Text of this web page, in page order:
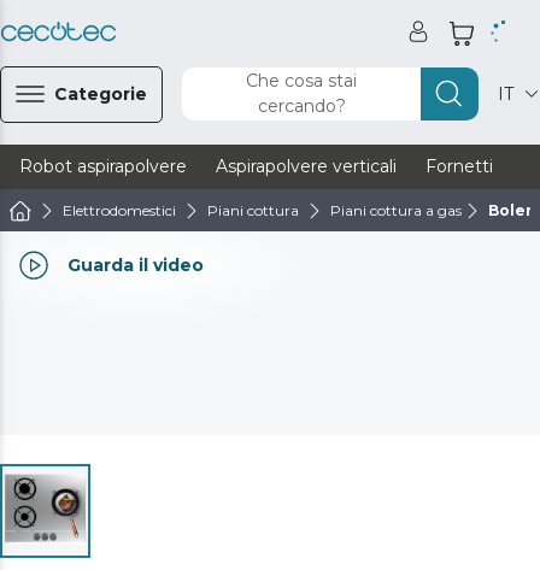
Categorie
Che cosa stai
cercando?
IT
Robot aspirapolvere Aspirapolvere verticali Fornetti
Elettrodomestici Piani cottura Piani cottura a gas
Guarda il video